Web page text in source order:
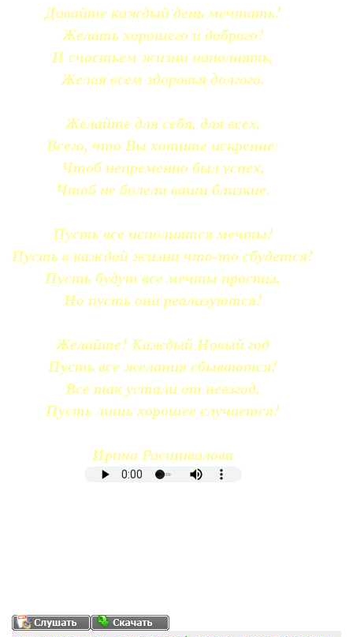
Давайте каждый день мечтать!
Желать хорошего и доброго!
И счастьем жизни наполнять,
Желая всем здоровья долгого.
Желайте для себя, для всех,
Всего, что Вы хотите искренне:
Чтоб непременно был успех,
Чтоб не болели ваши близкие.
Пусть все исполнятся мечты!
Пусть в каждой жизни что-то сбудется!
Пусть будут все мечты просты,
Но пусть они реализуются!
Желайте! Каждый Новый год
Пусть все желания сбываются!
Все так устали от невзгод,
Пусть лишь хорошее случается!
Ирина Расшивалова